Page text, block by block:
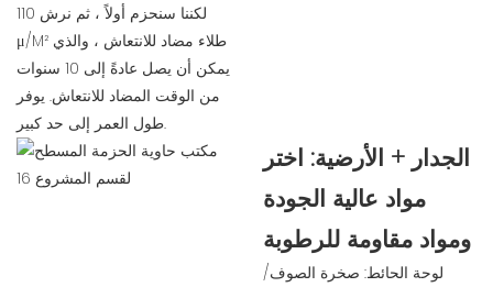
لكننا سنحزم أولاً ، ثم نرش 110
μ/M² طلاء مضاد للانتعاش ، والذي
يمكن أن يصل عادةً إلى 10 سنوات
من الوقت المضاد للانتعاش. يوفر
طول العمر إلى حد كبير.
الجدار + الأرضية: اختر
مواد عالية الجودة
ومواد مقاومة للرطوبة
لوحة الحائط: صخرة الصوف/